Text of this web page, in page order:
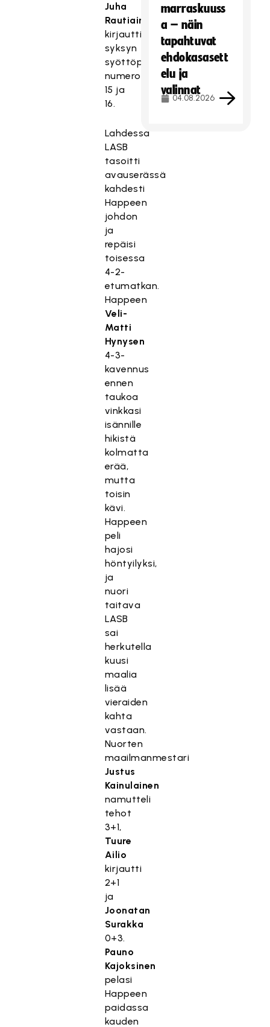
Juha
Rautiainen
kirjautti
syksyn
syöttöpisteensä
numerot
15 ja
16.
Lahdessa
LASB
tasoitti
avauserässä
kahdesti
Happeen
johdon
ja
repäisi
toisessa
4-2-
etumatkan.
Happeen
Veli-
Matti
Hynysen
4-3-
kavennus
ennen
taukoa
vinkkasi
isännille
hikistä
kolmatta
erää,
mutta
toisin
kävi.
Happeen
peli
hajosi
höntyilyksi,
ja
nuori
taitava
LASB
sai
herkutella
kuusi
maalia
lisää
vieraiden
kahta
vastaan.
Nuorten
maailmanmestari
Justus
Kainulainen
namutteli
tehot
3+1,
Tuure
Ailio
kirjautti
2+1
ja
Joonatan
Surakka
0+3.
Pauno
Kajoksinen
pelasi
Happeen
paidassa
kauden
T
ä
marraskuuss
a – näin
tapahtuvat
ehdokasasett
elu ja
valinnat
04.08.2026